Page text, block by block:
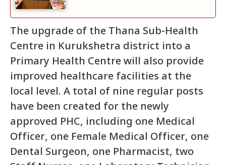
The upgrade of the Thana Sub-Health
Centre in Kurukshetra district into a
Primary Health Centre will also provide
improved healthcare facilities at the
local level. A total of nine regular posts
have been created for the newly
approved PHC, including one Medical
Officer, one Female Medical Officer, one
Dental Surgeon, one Pharmacist, two